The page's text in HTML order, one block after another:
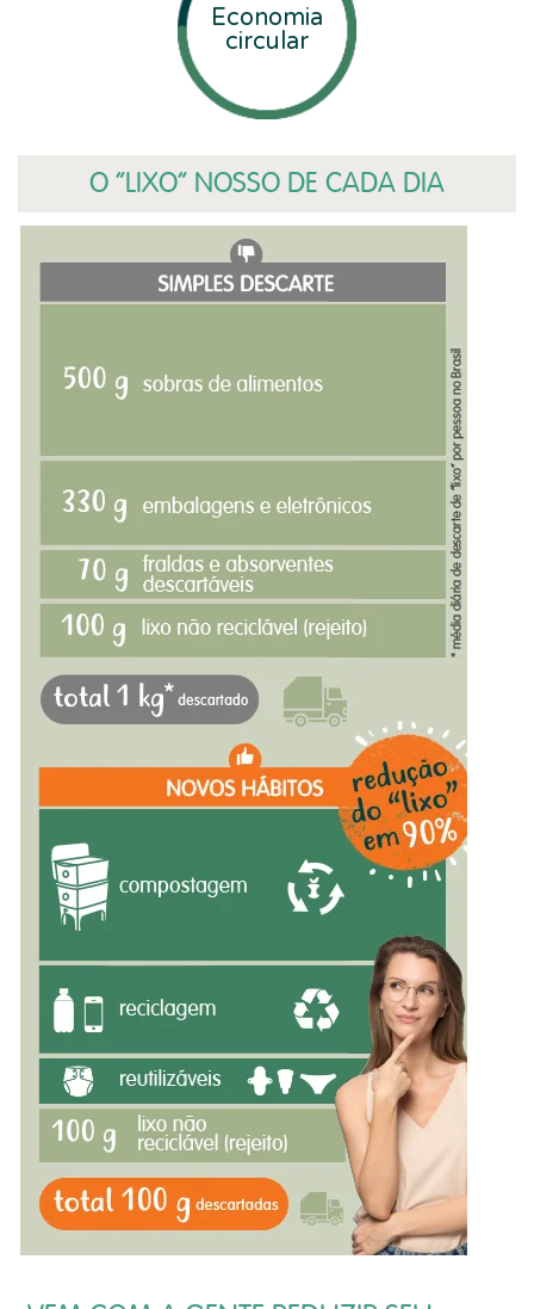
Economia
circular
O “LIXO” NOSSO DE CADA DIA